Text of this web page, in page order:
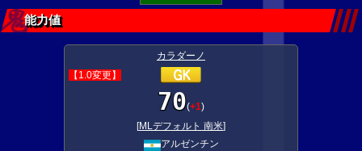
能力値
カラダーノ
【1.0変更】
70(+1)
[MLデフォルト 南米]
アルゼンチン